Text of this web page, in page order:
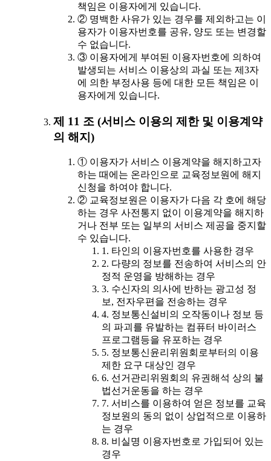
책임은 이용자에게 있습니다.
② 명백한 사유가 있는 경우를 제외하고는 이
용자가 이용자번호를 공유, 양도 또는 변경할
수 없습니다.
③ 이용자에게 부여된 이용자번호에 의하여
발생되는 서비스 이용상의 과실 또는 제3자
에 의한 부정사용 등에 대한 모든 책임은 이
용자에게 있습니다.
제 11 조 (서비스 이용의 제한 및 이용계약
의 해지)
① 이용자가 서비스 이용계약을 해지하고자
하는 때에는 온라인으로 교육정보원에 해지
신청을 하여야 합니다.
② 교육정보원은 이용자가 다음 각 호에 해당
하는 경우 사전통지 없이 이용계약을 해지하
거나 전부 또는 일부의 서비스 제공을 중지할
수 있습니다.
1. 타인의 이용자번호를 사용한 경우
2. 다량의 정보를 전송하여 서비스의 안
정적 운영을 방해하는 경우
3. 수신자의 의사에 반하는 광고성 정
보, 전자우편을 전송하는 경우
4. 정보통신설비의 오작동이나 정보 등
의 파괴를 유발하는 컴퓨터 바이러스
프로그램등을 유포하는 경우
5. 정보통신윤리위원회로부터의 이용
제한 요구 대상인 경우
6. 선거관리위원회의 유권해석 상의 불
법선거운동을 하는 경우
7. 서비스를 이용하여 얻은 정보를 교육
정보원의 동의 없이 상업적으로 이용하
는 경우
8. 비실명 이용자번호로 가입되어 있는
경우